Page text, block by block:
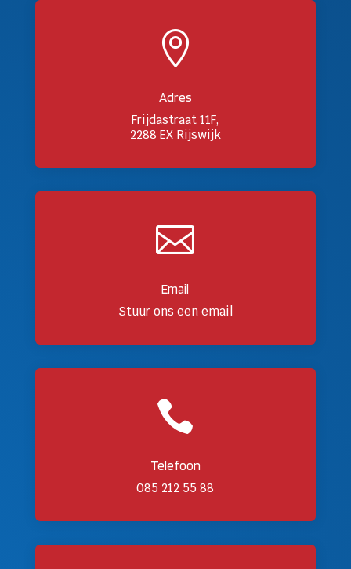

Adres
Frijdastraat 11F,
2288 EX Rijswijk

Email
Stuur ons een email

Telefoon
085 212 55 88